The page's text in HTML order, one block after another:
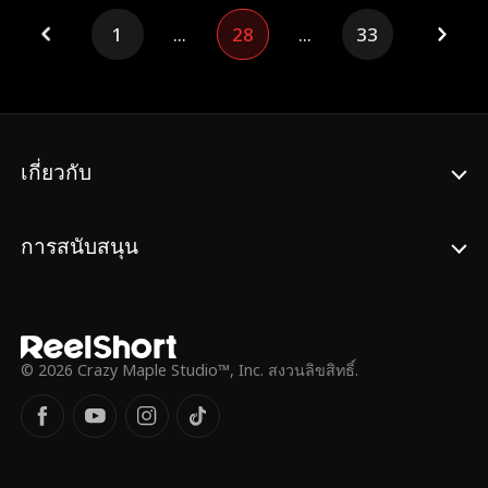
นอวิ๋นจู๋จึงตัดสินใจหย่ากับเขาต่อหน้า
สาธารณชนในวันแต่งงานของกู้ซีหย่วนและตู้
เจวียนเอ๋อร์
ยอมให้เธอเข้าใกล้ จากความดูแคลนและความ
สัมพันธ์แบบเล่นๆ กลับก่อตัวเป็นแรงดึงดูด ชาย
ผู้อยู่บนจุดสูงสุดกลับถูกดึงลงจากแท่นศักดิ์สิทธิ์
1 ... 28 ... 33
เกี่ยวกับ
การสนับสนุน
© 2026 Crazy Maple Studio™, Inc. สงวนลิขสิทธิ์.